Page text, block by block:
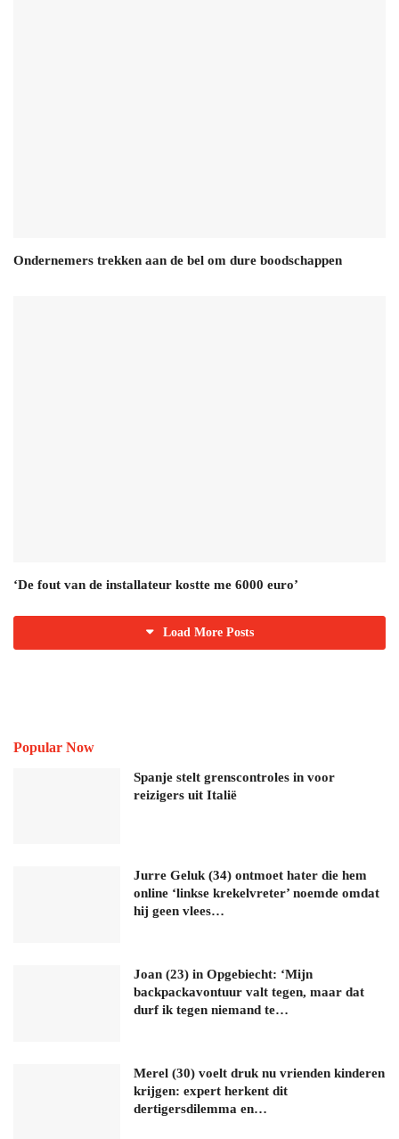
Ondernemers trekken aan de bel om dure boodschappen
‘De fout van de installateur kostte me 6000 euro’
Load More Posts
Popular Now
Spanje stelt grenscontroles in voor
reizigers uit Italië
Jurre Geluk (34) ontmoet hater die hem
online ‘linkse krekelvreter’ noemde omdat
hij geen vlees…
Joan (23) in Opgebiecht: ‘Mijn
backpackavontuur valt tegen, maar dat
durf ik tegen niemand te…
Merel (30) voelt druk nu vrienden kinderen
krijgen: expert herkent dit
dertigersdilemma en…